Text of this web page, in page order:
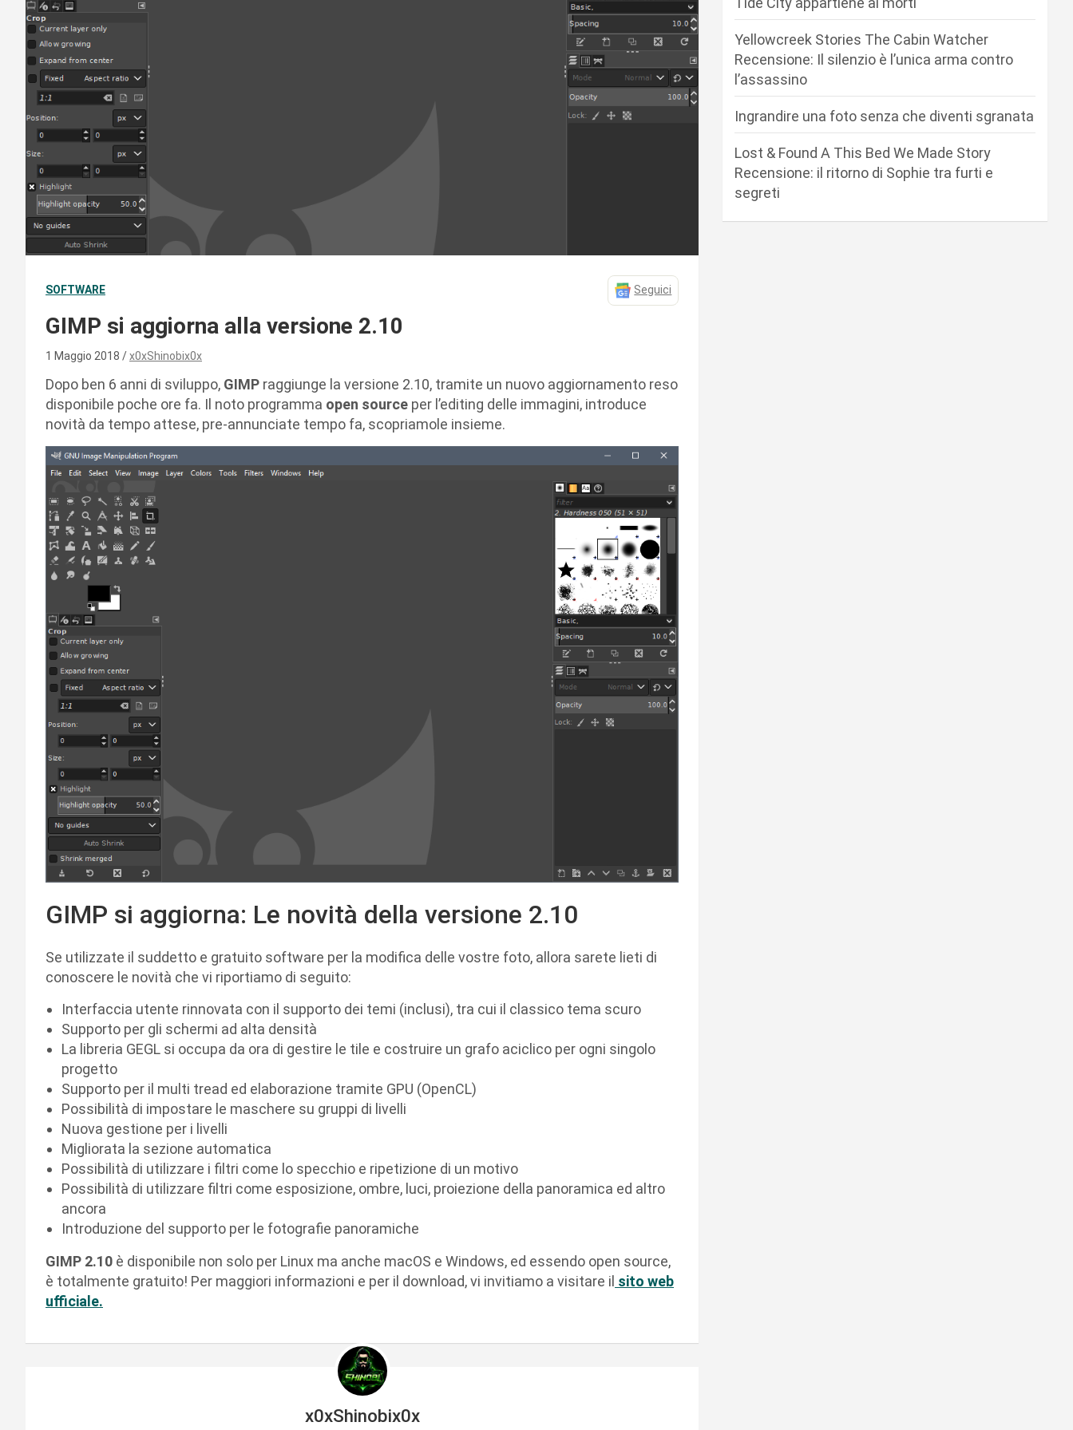
SOFTWARE Seguici
GIMP si aggiorna alla versione 2.10
1 Maggio 2018 x0xShinobix0x
Dopo ben 6 anni di sviluppo, GIMP raggiunge la versione 2.10, tramite un nuovo aggiornamento reso
disponibile poche ore fa. Il noto programma open source per l’editing delle immagini, introduce
novità da tempo attese, pre-annunciate tempo fa, scopriamole insieme.
GIMP si aggiorna: Le novità della versione 2.10
Se utilizzate il suddetto e gratuito software per la modifica delle vostre foto, allora sarete lieti di
conoscere le novità che vi riportiamo di seguito:
Interfaccia utente rinnovata con il supporto dei temi (inclusi), tra cui il classico tema scuro
Supporto per gli schermi ad alta densità
La libreria GEGL si occupa da ora di gestire le tile e costruire un grafo aciclico per ogni singolo
progetto
Supporto per il multi tread ed elaborazione tramite GPU (OpenCL)
Possibilità di impostare le maschere su gruppi di livelli
Nuova gestione per i livelli
Migliorata la sezione automatica
Possibilità di utilizzare i filtri come lo specchio e ripetizione di un motivo
Possibilità di utilizzare filtri come esposizione, ombre, luci, proiezione della panoramica ed altro
ancora
Introduzione del supporto per le fotografie panoramiche
GIMP 2.10 è disponibile non solo per Linux ma anche macOS e Windows, ed essendo open source,
è totalmente gratuito! Per maggiori informazioni e per il download, vi invitiamo a visitare il sito web
ufficiale.
x0xShinobix0x
Yellowcreek Stories The Cabin Watcher
Recensione: Il silenzio è l’unica arma contro
l’assassino
Ingrandire una foto senza che diventi sgranata
Lost & Found A This Bed We Made Story
Recensione: il ritorno di Sophie tra furti e
segreti